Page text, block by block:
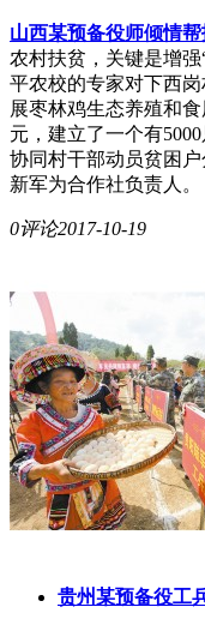
山西某预备役师倾情
农村扶贫，关键是增
平农校的专家对下西
展枣林鸡生态养殖和
元，建立了一个有
协同村干部动员贫困
新军为合作社负责人。
0评论2017-10-19
贵州某预备役工